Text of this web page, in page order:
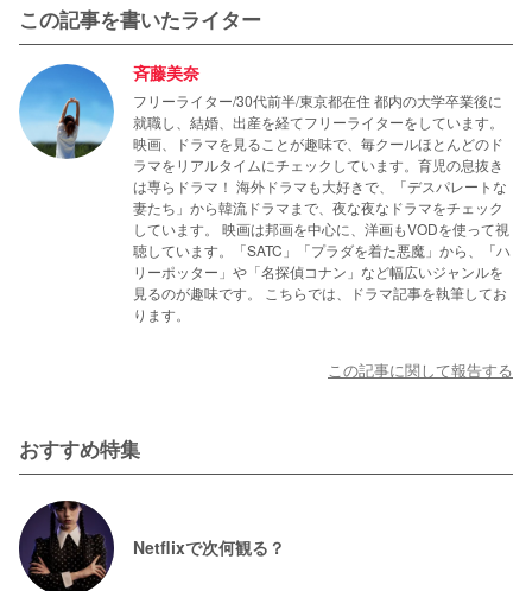
この記事を書いたライター
斉藤美奈
フリーライター/30代前半/東京都在住 都内の大学卒業後に
就職し、結婚、出産を経てフリーライターをしています。
映画、ドラマを見ることが趣味で、毎クールほとんどのド
ラマをリアルタイムにチェックしています。育児の息抜き
は専らドラマ！ 海外ドラマも大好きで、「デスパレートな
妻たち」から韓流ドラマまで、夜な夜なドラマをチェック
しています。 映画は邦画を中心に、洋画もVODを使って視
聴しています。「SATC」「プラダを着た悪魔」から、「ハ
リーポッター」や「名探偵コナン」など幅広いジャンルを
見るのが趣味です。 こちらでは、ドラマ記事を執筆してお
ります。
この記事に関して報告する
おすすめ特集
Netflixで次何観る？